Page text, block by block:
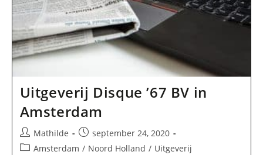
Uitgeverij Disque ’67 BV in
Amsterdam
Bericht
auteur:
Mathilde
Bericht
gepubliceerd
september 24, 2020
Berichtcategorie:
Amsterdam / Noord Holland / Uitgeverij